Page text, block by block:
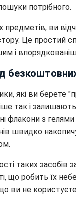
потрібного.
ви
Це простий
і
які ви берете
так і
флакони з гелями
швидко
таких засобів
що робить їх
ви не